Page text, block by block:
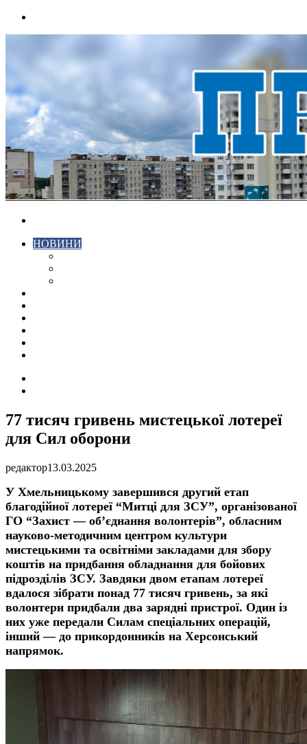
НОВИНИ
77 тисяч гривень мистецької лотереї
для Сил оборони
редактор13.03.2025
У Хмельницькому завершився другий етап
благодійної лотереї “Митці для ЗСУ”, організованої
ГО “Захист — об’єднання волонтерів”, обласним
науково-методичним центром культури
мистецькими та освітніми закладами для збору
коштів на придбання обладнання для бойових
підрозділів ЗСУ. Завдяки двом етапам лотереї
вдалося зібрати понад 77 тисяч гривень, за які
волонтери придбали два зарядні пристрої. Один із
них уже передали Силам спеціальних операцій,
інший — до прикордонників на Херсонський
напрямок.